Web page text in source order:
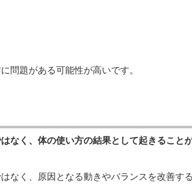
問題がある可能性が高いです。
なく、体の使い方の結果として起きること
なく、原因となる動きやバランスを改善す